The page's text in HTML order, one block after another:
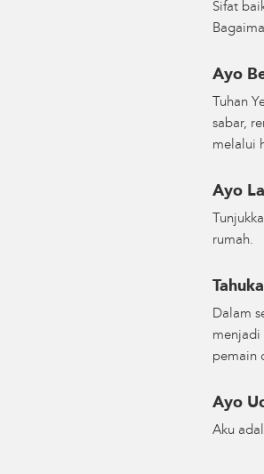
Sifat
Ayo
Tuhan
sabar,
melalui
Ayo
rumah.
Dalam
menjadi
pemain
Ayo
Aku